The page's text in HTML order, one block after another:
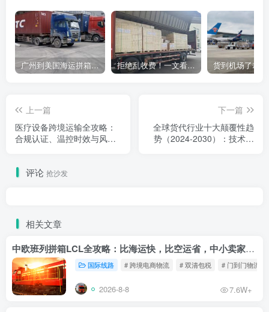
广州到美国海运拼箱多少钱？2024年最新运费构成+隐藏费用避坑指南 拒绝乱收费！一文看懂中国货代计费套路，教你避开所有隐形坑
上一篇
医疗设备跨境运输全攻略：
合规认证、温控时效与风险
下一篇
全球货代行业十大颠覆性趋
势（2024-2030）：技术重
评论 抢沙发
相关文章
中欧班列拼箱LCL全攻略：比海运快，比空运省，中小卖家的物流新宠！
国际线路 # 跨境电商物流 # 双清包税 # 门到门物流
2026-8-8 7.6W+